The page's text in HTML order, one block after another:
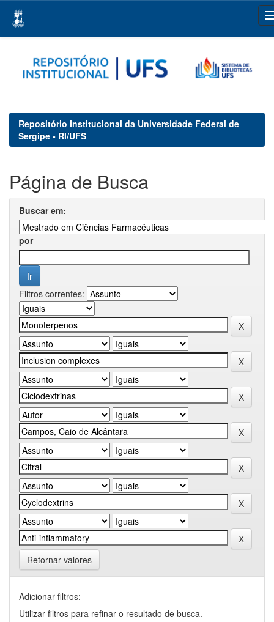
navigation
Repositório Institucional da Universidade Federal de
Sergipe - RI/UFS
Página de Busca
Buscar em:
por
Filtros correntes:
Retornar valores
Adicionar filtros:
Utilizar filtros para refinar o resultado de busca.